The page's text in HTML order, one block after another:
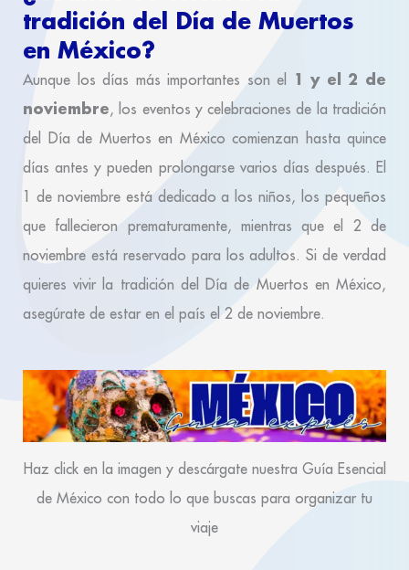
tradición del Día de Muertos
en México?
Aunque los días más importantes son el
1 y el 2 de
noviembre, los eventos y celebraciones de la tradición
del Día de Muertos en México comienzan hasta quince
días antes y pueden prolongarse varios días después. El
1 de noviembre está dedicado a los niños, los pequeños
que fallecieron prematuramente, mientras que el 2 de
noviembre está reservado para los adultos. Si de verdad
quieres vivir la tradición del Día de Muertos en México,
asegúrate de estar en el país el 2 de noviembre.
Haz click en la imagen y descárgate nuestra Guía Esencial
de México con todo lo que buscas para organizar tu
viaje